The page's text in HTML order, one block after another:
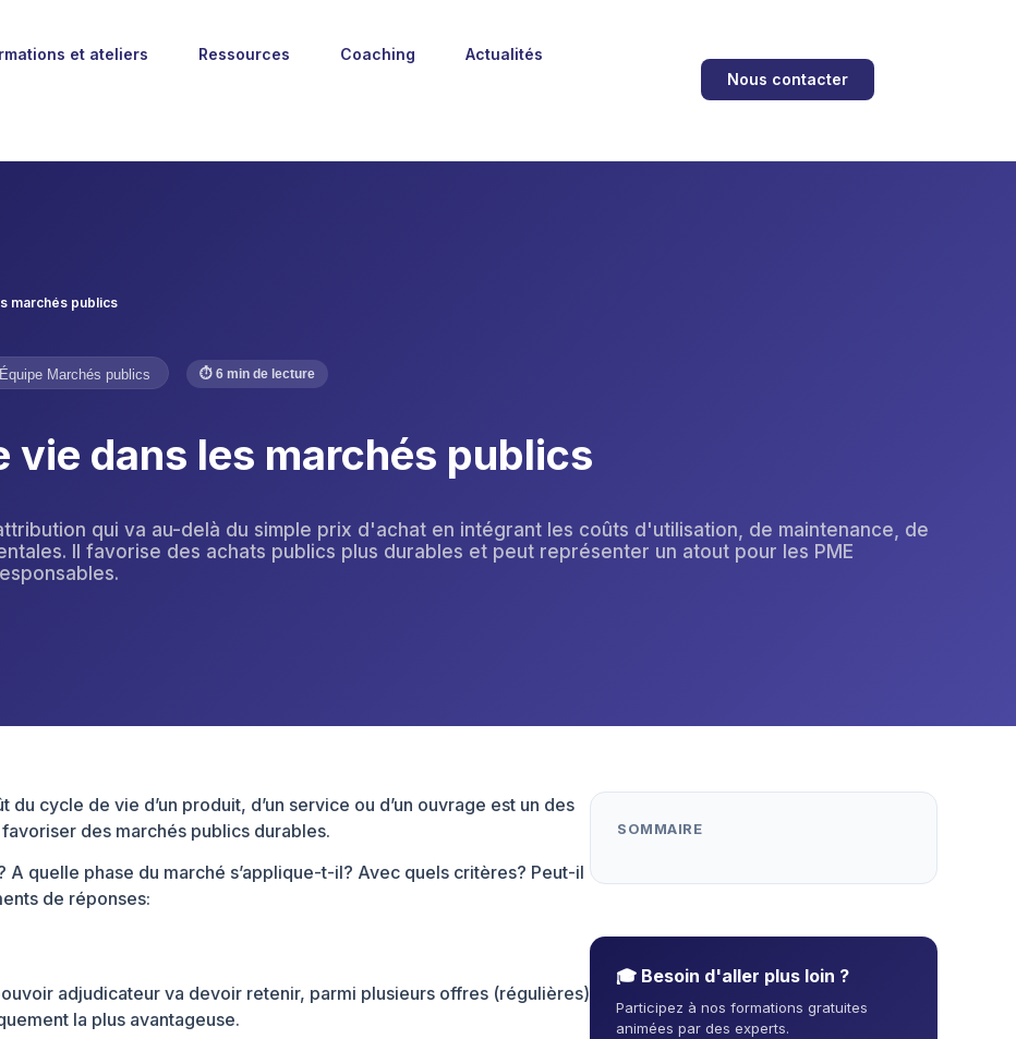
et ateliers Ressources Coaching Actualités
Nous contacter
marchés publics
Équipe Marchés publics ⏱ 6 min de lecture
vie dans les marchés publics
qui va au-delà du simple prix d'achat en intégrant les coûts d'utilisation, de maintenance, de
Il favorise des achats publics plus durables et peut représenter un atout pour les PME
cycle de vie d’un produit, d’un service ou d’un ouvrage est un des
des marchés publics durables.
quelle phase du marché s’applique-t-il? Avec quels critères? Peut-il
de réponses:
adjudicateur va devoir retenir, parmi plusieurs offres (régulières)
la plus avantageuse.
SOMMAIRE
🎓 Besoin d'aller plus loin ?
Participez à nos formations gratuites
animées par des experts.